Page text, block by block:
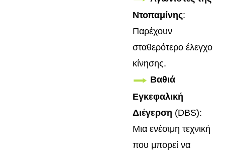
Ντοπαμίνης:
Παρέχουν
σταθερότερο έλεγχο
κίνησης.
Βαθιά
Εγκεφαλική
Διέγερση (DBS):
Μια ενέσιμη τεχνική
που μπορεί να